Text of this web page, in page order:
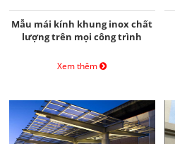
Mẫu mái kính khung inox chất
lượng trên mọi công trình
Xem thêm